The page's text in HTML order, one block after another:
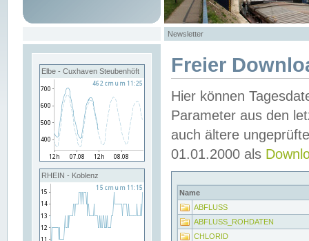
Newsletter
Elbe - Cuxhaven Steubenhöft
RHEIN - Koblenz
Freier
Hier können
Parameter aus den
auch ältere
01.01.2000 als
Name
ABFLUSS
ABFLUSS_ROHDATEN
CHLORID